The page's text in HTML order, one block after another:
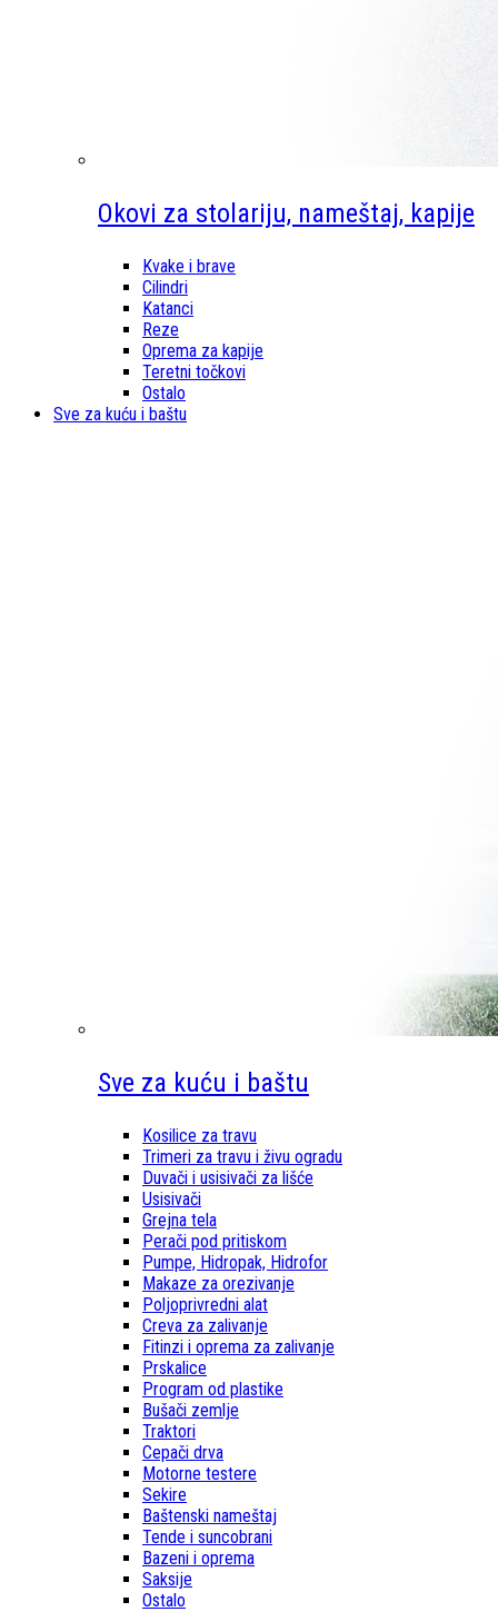
Okovi za stolariju, nameštaj, kapije
Kvake i brave
Cilindri
Katanci
Reze
Oprema za kapije
Teretni točkovi
Ostalo
Sve za kuću i baštu
Sve za kuću i baštu
Kosilice za travu
Trimeri za travu i živu ogradu
Duvači i usisivači za lišće
Usisivači
Grejna tela
Perači pod pritiskom
Pumpe, Hidropak, Hidrofor
Makaze za orezivanje
Poljoprivredni alat
Creva za zalivanje
Fitinzi i oprema za zalivanje
Prskalice
Program od plastike
Bušači zemlje
Traktori
Cepači drva
Motorne testere
Sekire
Baštenski nameštaj
Tende i suncobrani
Bazeni i oprema
Saksije
Ostalo